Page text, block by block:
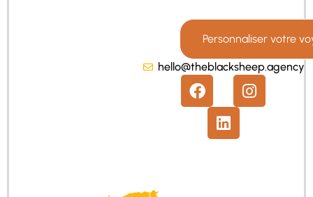
Personnaliser votre
hello@theblacksheep.agency